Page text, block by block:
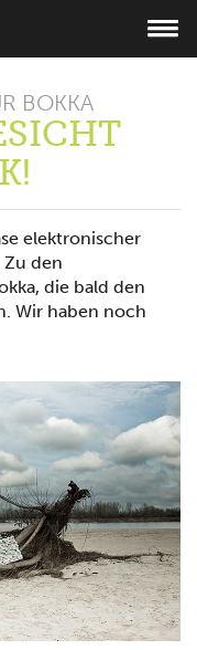
BOKKA
elektronischer
Zu den
die bald den
Wir haben noch